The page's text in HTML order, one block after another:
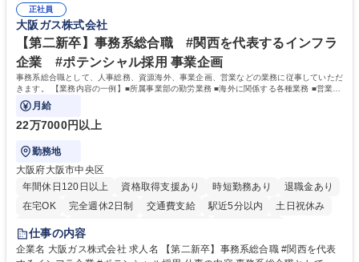
のOJTで業務を習得可能、未経験でもしっかりサポート 学歴・資格 学
歴：大学院 大学 高専 短大 語学力： 資格：
正社員
大阪ガス株式会社
【第二新卒】事務系総合職 #関西を代表するインフラ
企業 #ポテンシャル採用 事業企画
事務系総合職として、人事総務、資源海外、事業企画、営業などの業務に従事していただ
きます。 【業務内容の一例】■所属事業部の勤労業務 ■海外に関係する各種業務 ■営業部
門の企画スタッフ、ルート営業
月給
22万7000円以上
勤務地
大阪府大阪市中央区
年間休日120日以上
資格取得支援あり 時短勤務あり
退職金あり
在宅OK
完全週休2日制 交通費支給 駅近5分以内
土日祝休み
服装自由
第二新卒歓迎
仕事の内容
企業名 大阪ガス株式会社 求人名 【第二新卒】事務系総合職 #関西を代表